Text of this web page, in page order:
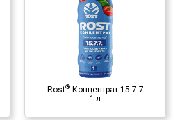
Rost®Концентрат 15.7.7
1 л